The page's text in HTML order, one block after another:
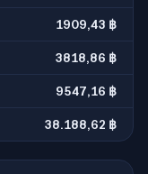
1909,43 ฿
3818,86 ฿
9547,16 ฿
38.188,62 ฿